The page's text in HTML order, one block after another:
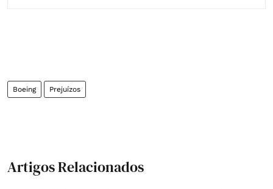
Boeing Prejuízos
Artigos Relacionados